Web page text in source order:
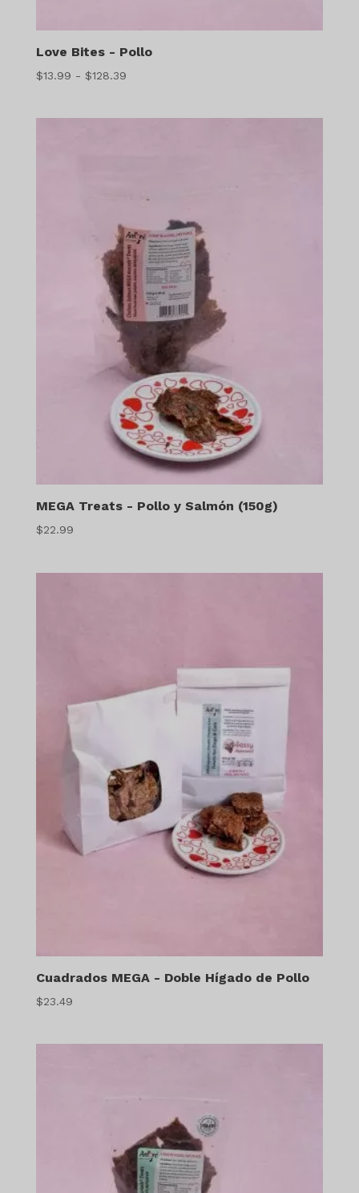
Love Bites - Pollo
$13.99 - $128.39Gama
MEGA Treats - Pollo y Salmón (150g)
$22.99
Cuadrados MEGA - Doble Hígado de Pollo
$23.49